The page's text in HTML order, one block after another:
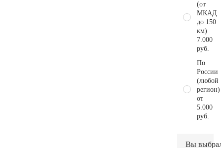
(от
МКАД
до 150
км)
7.000
руб.
По
России
(любой
регион)
от
5.000
руб.
Вы